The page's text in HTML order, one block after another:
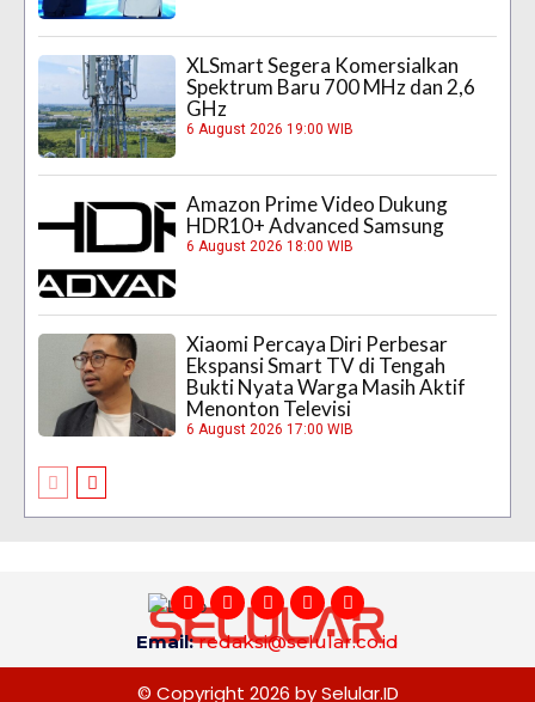
XLSmart Segera Komersialkan
Spektrum Baru 700 MHz dan 2,6
GHz
6 August 2026 19:00 WIB
Amazon Prime Video Dukung
HDR10+ Advanced Samsung
6 August 2026 18:00 WIB
Xiaomi Percaya Diri Perbesar
Ekspansi Smart TV di Tengah
Bukti Nyata Warga Masih Aktif
Menonton Televisi
6 August 2026 17:00 WIB
Email:redaksi@selular.co.id
© Copyright 2026 by Selular.ID